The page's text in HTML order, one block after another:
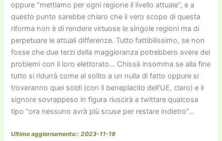
oppure “mettiamo per ogni regione il livello attuale”, e a
questo punto sarebbe chiaro che il vero scopo di questa
riforma non è di rendere virtuose le singole regioni ma di
perpetuare le attuali differenze. Tutto fattibilissimo, se non
fosse che due terzi della maggioranza potrebbero avere dei
problemi con il loro elettorato… Chissà insomma se alla fine
tutto si ridurrà come al solito a un nulla di fatto oppure si
troveranno quei soldi (con il beneplacito dell’UE, claro) e il
signore sovrappeso in figura riuscirà a twittare qualcosa
tipo “ora nessuno avrà più scuse per restare indietro”…
Ultimo aggiornamento:: 2023-11-19